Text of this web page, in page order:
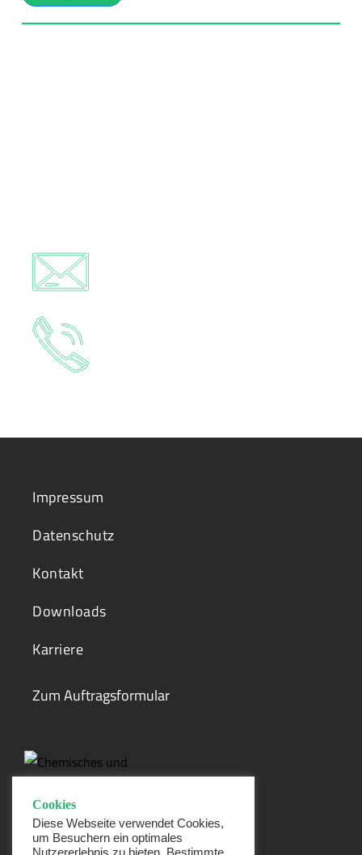
Impressum
Datenschutz
Kontakt
Downloads
Karriere
Zum Auftragsformular
Cookies
Diese Webseite verwendet Cookies,
um Besuchern ein optimales